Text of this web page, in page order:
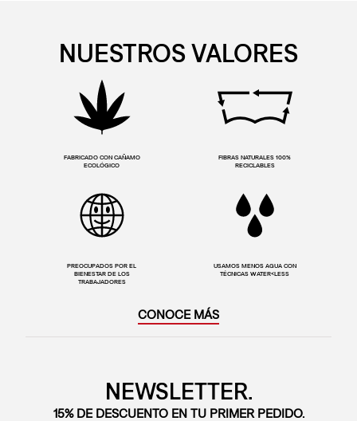
NUESTROS VALORES
FABRICADO CON CAÑAMO
ECOLÓGICO
FIBRAS NATURALES 100%
RECICLABLES
PREOCUPADOS POR EL
BIENESTAR DE LOS
TRABAJADORES
USAMOS MENOS AGUA CON
TÉCNICAS WATER<LESS
CONOCE MÁS
NEWSLETTER.
15% DE DESCUENTO EN TU PRIMER PEDIDO.